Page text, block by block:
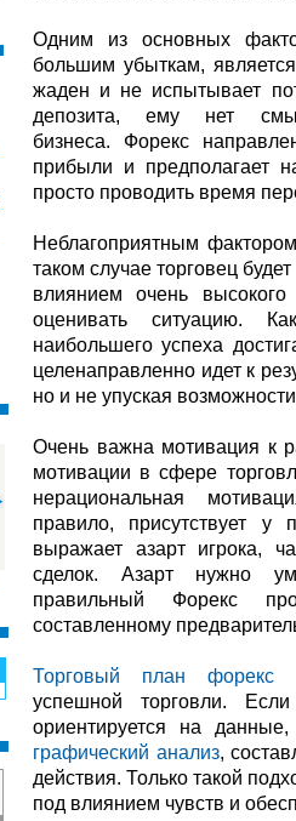
Одним из основных
большим убыткам,
жаден и не испытывает
депозита, ему нет
бизнеса. Форекс
прибыли и предполагает
просто проводить время
Неблагоприятным
таком случае торговец
влиянием очень
оценивать ситуацию.
наибольшего успеха
целенаправленно идет к
но и не упуская
Очень важна мотивация к
мотивации в сфере
нерациональная
правило, присутствует у
выражает азарт игрока,
сделок. Азарт нужно
правильный Форекс
составленному
Торговый план форекс
успешной торговли.
ориентируется на
графический анализ,
действия. Только такой
под влиянием чувств и